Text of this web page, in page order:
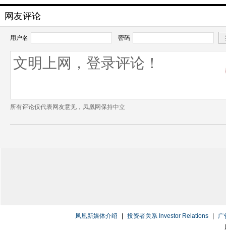
网友评论
用户名 密码
所有评论仅代表网友意见，凤凰网保持中立
凤凰新媒体介绍 投资者关系 Investor Relations
广